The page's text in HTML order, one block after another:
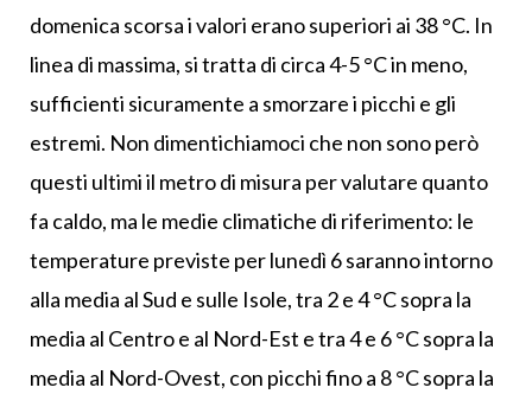
domenica scorsa i valori erano superiori ai 38 °C. In
linea di massima, si tratta di circa 4-5 °C in meno,
sufficienti sicuramente a smorzare i picchi e gli
estremi. Non dimentichiamoci che non sono però
questi ultimi il metro di misura per valutare quanto
fa caldo, ma le medie climatiche di riferimento: le
temperature previste per lunedì 6 saranno intorno
alla media al Sud e sulle Isole, tra 2 e 4 °C sopra la
media al Centro e al Nord-Est e tra 4 e 6 °C sopra la
media al Nord-Ovest, con picchi fino a 8 °C sopra la